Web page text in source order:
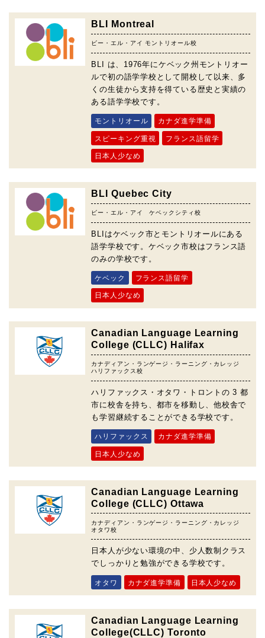
BLI Montreal
ビー・エル・アイ モントリオール校
BLI は、1976年にケベック州モントリオー
ルで初の語学学校として開校して以来、多
くの生徒から支持を得ている歴史と実績の
ある語学学校です。
モントリオール カナダ進学準備
スピーキング重視 フランス語留学
日本人少なめ
BLI Quebec City
ビー・エル・アイ ケベックシティ校
BLIはケベック市とモントリオールにある
語学学校です。ケベック市校はフランス語
のみの学校です。
ケベック フランス語留学
日本人少なめ
Canadian Language Learning
College (CLLC) Halifax
カナディアン・ランゲージ・ラーニング・カレッジ
ハリファックス校
ハリファックス・オタワ・トロントの 3 都
市に校舎を持ち、都市を移動し、他校舎で
も学習継続することができる学校です。
ハリファックス カナダ進学準備
日本人少なめ
Canadian Language Learning
College (CLLC) Ottawa
カナディアン・ランゲージ・ラーニング・カレッジ
オタワ校
日本人が少ない環境の中、少人数制クラス
でしっかりと勉強ができる学校です。
オタワ カナダ進学準備 日本人少なめ
Canadian Language Learning
College(CLLC) Toronto